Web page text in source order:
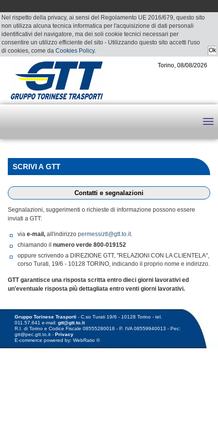
Nel rispetto della privacy, ai sensi del Regolamento UE 2016/679, questo sito
non utilizza alcuna tecnica informatica per l'acquisizione di dati personali
identificativi del navigatore, ma dei soli cookie tecnici necessari per
consentire un utilizzo efficiente del sito - Utilizzando questo sito accetti l'uso
di cookies, come da Cookies Policy.
Torino, 08/08/2026
SCRIVI A GTT
Contatti e segnalazioni
Segnalazioni, suggerimenti o richieste di informazione possono essere
inviati a GTT:
via e-mail, all'indirizzo permessiztl@gtt.to.it.
chiamando il numero verde 800-019152
oppure scrivendo a DIREZIONE GTT, "RELAZIONI CON LA CLIENTELA",
corso Turati, 19/6 - 10128 TORINO, indicando il proprio nome e indirizzo.
GTT garantisce una risposta scritta entro dieci giorni lavorativi ed
un'eventuale risposta più dettagliata entro venti giorni lavorativi.
Gruppo Torinese Trasporti - C.so Turati 19/6 - 10128 Torino - tel.
011.57.641 e-mail:gtt@gtt.to.it
R.I. di Torino e Codice Fiscale 08555280018 - P. IVA 08559940013 - Pec:
gtt@pec.gtt.to.it -Privacy
E-commerce powered by: WebRatio ©